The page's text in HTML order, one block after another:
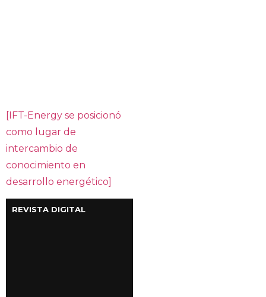
[IFT-Energy se posicionó
como lugar de
intercambio de
conocimiento en
desarrollo energético]
REVISTA DIGITAL